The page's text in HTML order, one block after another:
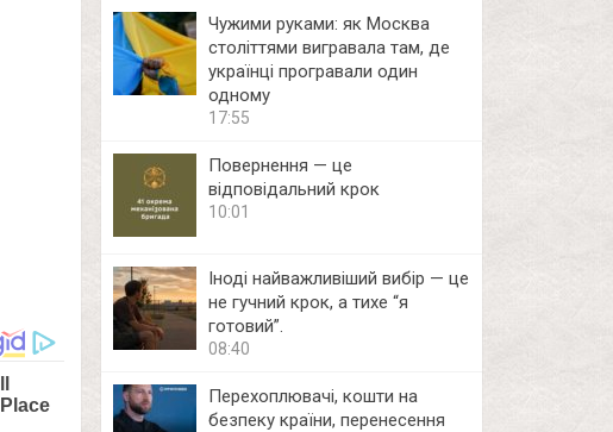
Чужими руками: як Москва
століттями вигравала там, де
українці програвали один
одному
17:55
Повернення — це
відповідальний крок
10:01
Іноді найважливіший вибір — це
не гучний крок, а тихе “я
готовий”.
08:40
Перехоплювачі, кошти на
безпеку країни, перенесення